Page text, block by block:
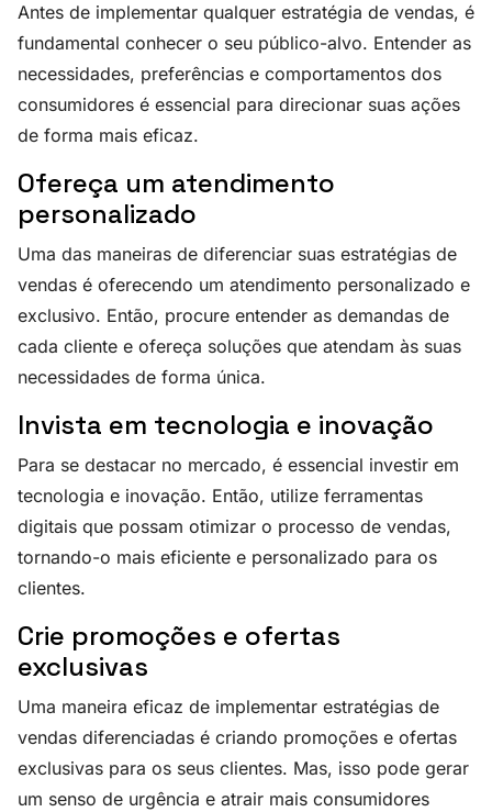
Antes de implementar qualquer estratégia de vendas, é
fundamental conhecer o seu público-alvo. Entender as
necessidades, preferências e comportamentos dos
consumidores é essencial para direcionar suas ações
de forma mais eficaz.
Ofereça um atendimento
personalizado
Uma das maneiras de diferenciar suas estratégias de
vendas é oferecendo um atendimento personalizado e
exclusivo. Então, procure entender as demandas de
cada cliente e ofereça soluções que atendam às suas
necessidades de forma única.
Invista em tecnologia e inovação
Para se destacar no mercado, é essencial investir em
tecnologia e inovação. Então, utilize ferramentas
digitais que possam otimizar o processo de vendas,
tornando-o mais eficiente e personalizado para os
clientes.
Crie promoções e ofertas
exclusivas
Uma maneira eficaz de implementar estratégias de
vendas diferenciadas é criando promoções e ofertas
exclusivas para os seus clientes. Mas, isso pode gerar
um senso de urgência e atrair mais consumidores